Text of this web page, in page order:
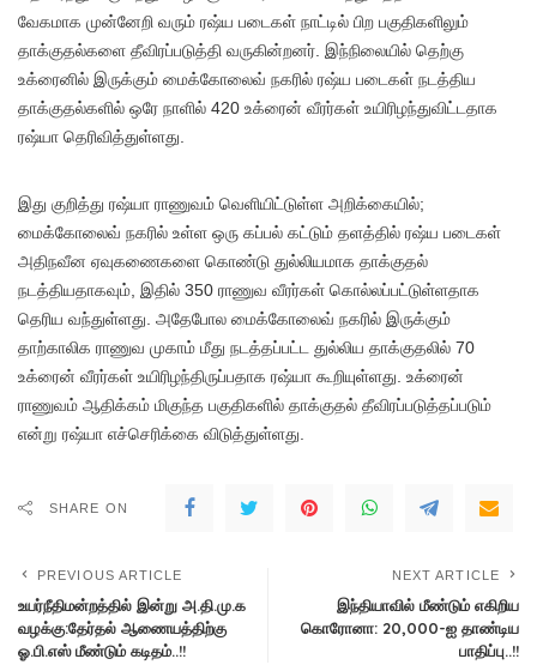
வேகமாக முன்னேறி வரும் ரஷ்ய படைகள் நாட்டில் பிற பகுதிகளிலும்
தாக்குதல்களை தீவிரப்படுத்தி வருகின்றனர். இந்நிலையில் தெற்கு
உக்ரைனில் இருக்கும் மைக்கோலைவ் நகரில் ரஷ்ய படைகள் நடத்திய
தாக்குதல்களில் ஒரே நாளில் 420 உக்ரைன் வீரர்கள் உயிரிழந்துவிட்டதாக
ரஷ்யா தெரிவித்துள்ளது.
இது குறித்து ரஷ்யா ராணுவம் வெளியிட்டுள்ள அறிக்கையில்;
மைக்கோலைவ் நகரில் உள்ள ஒரு கப்பல் கட்டும் தளத்தில் ரஷ்ய படைகள்
அதிநவீன ஏவுகணைகளை கொண்டு துல்லியமாக தாக்குதல்
நடத்தியதாகவும், இதில் 350 ராணுவ வீரர்கள் கொல்லப்பட்டுள்ளதாக
தெரிய வந்துள்ளது. அதேபோல மைக்கோலைவ் நகரில் இருக்கும்
தாற்காலிக ராணுவ முகாம் மீது நடத்தப்பட்ட துல்லிய தாக்குதலில் 70
உக்ரைன் வீரர்கள் உயிரிழந்திருப்பதாக ரஷ்யா கூறியுள்ளது. உக்ரைன்
ராணுவம் ஆதிக்கம் மிகுந்த பகுதிகளில் தாக்குதல் தீவிரப்படுத்தப்படும்
என்று ரஷ்யா எச்செரிக்கை விடுத்துள்ளது.
SHARE ON
PREVIOUS ARTICLE
உயர்நீதிமன்றத்தில் இன்று அ.தி.மு.க
வழக்கு:தேர்தல் ஆணையத்திற்கு
ஓ.பி.எஸ் மீண்டும் கடிதம்..!!
NEXT ARTICLE
இந்தியாவில் மீண்டும் எகிறிய
கொரோனா: 20,000-ஐ தாண்டிய
பாதிப்பு..!!